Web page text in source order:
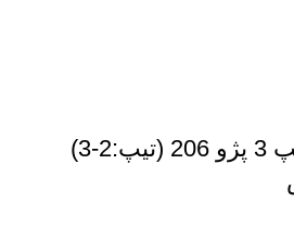
پیچ سرسیلندر تیپ 3 پژو 206 (تیپ:2-3)